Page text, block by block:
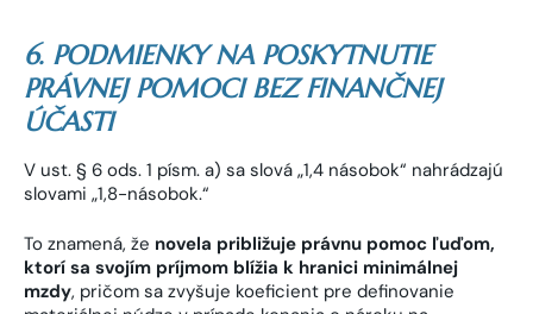
6. PODMIENKY NA POSKYTNUTIE
PRÁVNEJ POMOCI BEZ FINANČNEJ
ÚČASTI
V ust. § 6 ods. 1 písm. a) sa slová „1,4 násobok“ nahrádzajú
slovami „1,8-násobok.“
To znamená, že novela približuje právnu pomoc ľuďom,
ktorí sa svojím príjmom blížia k hranici minimálnej
mzdy, pričom sa zvyšuje koeficient pre definovanie